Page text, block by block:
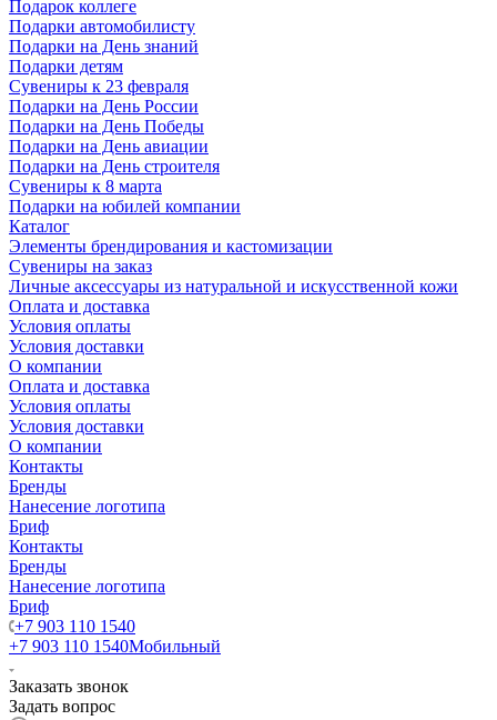
Подарок коллеге
Подарки автомобилисту
Подарки на День знаний
Подарки детям
Сувениры к 23 февраля
Подарки на День России
Подарки на День Победы
Подарки на День авиации
Подарки на День строителя
Сувениры к 8 марта
Подарки на юбилей компании
Каталог
Элементы брендирования и кастомизации
Сувениры на заказ
Личные аксессуары из натуральной и искусственной кожи
Оплата и доставка
Условия оплаты
Условия доставки
О компании
Оплата и доставка
Условия оплаты
Условия доставки
О компании
Контакты
Бренды
Нанесение логотипа
Бриф
Контакты
Бренды
Нанесение логотипа
Бриф
+7 903 110 1540
+7 903 110 1540Мобильный
Заказать звонок
Задать вопрос